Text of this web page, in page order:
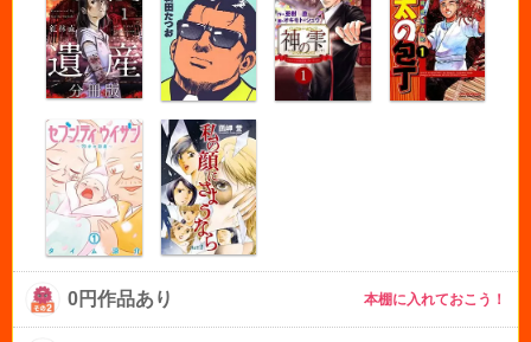
0円作品あり 本棚に入れておこう！